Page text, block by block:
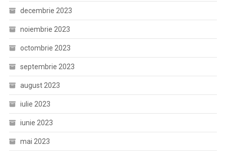
decembrie 2023
noiembrie 2023
octombrie 2023
septembrie 2023
august 2023
iulie 2023
iunie 2023
mai 2023